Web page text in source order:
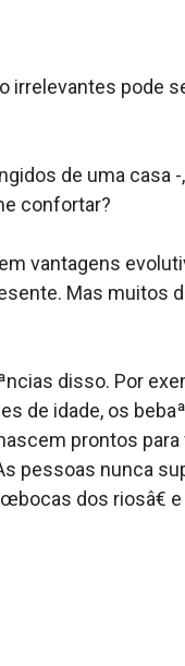
irrelevantes pode
de uma casa -
confortar?
vantagens
Mas muitos
disso. Por
de idade, os
prontos para
pessoas nunca
dos riosâ€ e